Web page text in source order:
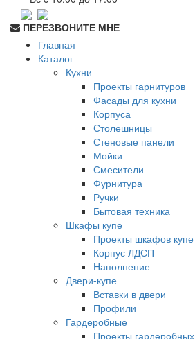
ПЕРЕЗВОНИТЕ МНЕ
Главная
Каталог
Кухни
Проекты гарнитуров
Фасады для кухни
Корпуса
Столешницы
Стеновые панели
Мойки
Смесители
Фурнитура
Ручки
Бытовая техника
Шкафы купе
Проекты шкафов купе
Корпус ЛДСП
Наполнение
Двери-купе
Вставки в двери
Профили
Гардеробные
Проекты гардеробных